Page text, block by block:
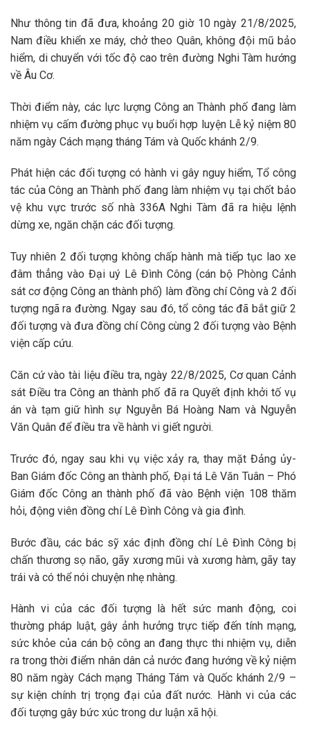
Như thông tin đã đưa, khoảng 20 giờ 10 ngày 21/8/2025,
Nam điều khiển xe máy, chở theo Quân, không đội mũ bảo
hiểm, di chuyển với tốc độ cao trên đường Nghi Tàm hướng
về Âu Cơ.
Thời điểm này, các lực lượng Công an Thành phố đang làm
nhiệm vụ cấm đường phục vụ buổi hợp luyện Lễ kỷ niệm 80
năm ngày Cách mạng tháng Tám và Quốc khánh 2/9.
Phát hiện các đối tượng có hành vi gây nguy hiểm, Tổ công
tác của Công an Thành phố đang làm nhiệm vụ tại chốt bảo
vệ khu vực trước số nhà 336A Nghi Tàm đã ra hiệu lệnh
dừng xe, ngăn chặn các đối tượng.
Tuy nhiên 2 đối tượng không chấp hành mà tiếp tục lao xe
đâm thẳng vào Đại uý Lê Đình Công (cán bộ Phòng Cảnh
sát cơ động Công an thành phố) làm đồng chí Công và 2 đối
tượng ngã ra đường. Ngay sau đó, tổ công tác đã bắt giữ 2
đối tượng và đưa đồng chí Công cùng 2 đối tượng vào Bệnh
viện cấp cứu.
Căn cứ vào tài liệu điều tra, ngày 22/8/2025, Cơ quan Cảnh
sát Điều tra Công an thành phố đã ra Quyết định khởi tố vụ
án và tạm giữ hình sự Nguyễn Bá Hoàng Nam và Nguyễn
Văn Quân để điều tra về hành vi giết người.
Trước đó, ngay sau khi vụ việc xảy ra, thay mặt Đảng ủy-
Ban Giám đốc Công an thành phố, Đại tá Lê Văn Tuân – Phó
Giám đốc Công an thành phố đã vào Bệnh viện 108 thăm
hỏi, động viên đồng chí Lê Đình Công và gia đình.
Bước đầu, các bác sỹ xác định đồng chí Lê Đình Công bị
chấn thương sọ não, gãy xương mũi và xương hàm, gãy tay
trái và có thể nói chuyện nhẹ nhàng.
Hành vi của các đối tượng là hết sức manh động, coi
thường pháp luật, gây ảnh hưởng trực tiếp đến tính mạng,
sức khỏe của cán bộ công an đang thực thi nhiệm vụ, diễn
ra trong thời điểm nhân dân cả nước đang hướng về kỷ niệm
80 năm ngày Cách mạng Tháng Tám và Quốc khánh 2/9 –
sự kiện chính trị trọng đại của đất nước. Hành vi của các
đối tượng gây bức xúc trong dư luận xã hội.